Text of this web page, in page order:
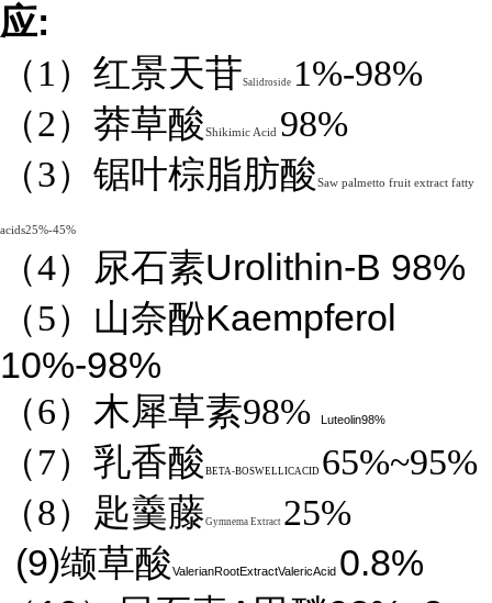
应:
（1）红景天苷Salidroside 1%-98%
（2）莽草酸Shikimic Acid 98%
（3）锯叶棕脂肪酸Saw palmetto fruit extract fatty
acids25%-45%
（4） 尿石素Urolithin-B 98%
（5）山奈酚Kaempferol
10%-98%
（6）木犀草素98% Luteolin98%
（7）乳香酸 BETA-BOSWELLICACID 65%~95%
（8）匙羹藤Gymnema Extract 25%
(9)缬草酸ValerianRootExtractValericAcid 0.8%